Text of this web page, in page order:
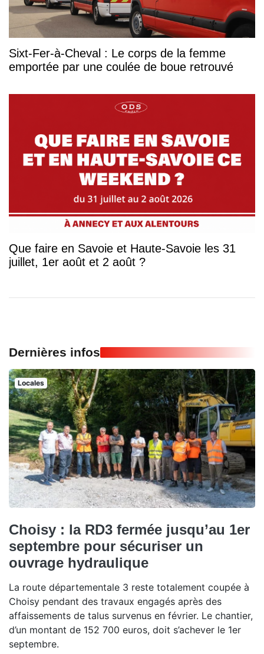
Sixt-Fer-à-Cheval : Le corps de la femme
emportée par une coulée de boue retrouvé
Que faire en Savoie et Haute-Savoie les 31
juillet, 1er août et 2 août ?
Dernières infos
Locales
Choisy : la RD3 fermée jusqu’au 1er
septembre pour sécuriser un
ouvrage hydraulique
La route départementale 3 reste totalement coupée à
Choisy pendant des travaux engagés après des
affaissements de talus survenus en février. Le chantier,
d’un montant de 152 700 euros, doit s’achever le 1er
septembre.